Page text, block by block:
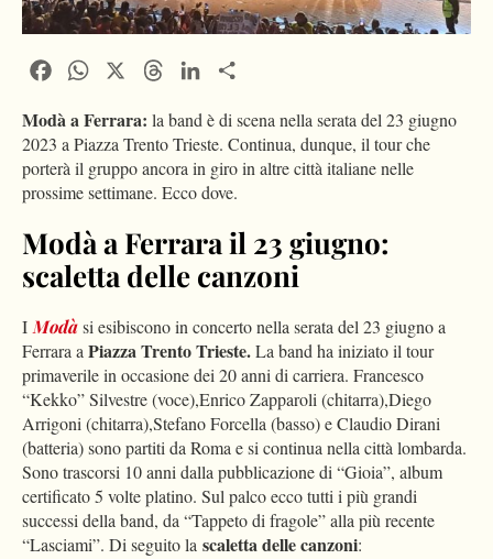
FacebookWhatsApp ThreadsLinkedIn
Modà a Ferrara: la band è di scena nella serata del 23 giugno
2023 a Piazza Trento Trieste. Continua, dunque, il tour che
porterà il gruppo ancora in giro in altre città italiane nelle
prossime settimane. Ecco dove.
Modà a Ferrara il 23 giugno:
scaletta delle canzoni
IModàsi esibiscono in concerto nella serata del 23 giugno a
Ferrara aPiazza Trento Trieste.La band ha iniziato il tour
primaverile in occasione dei 20 anni di carriera. Francesco
“Kekko” Silvestre (voce),Enrico Zapparoli (chitarra),Diego
Arrigoni (chitarra),Stefano Forcella (basso) e Claudio Dirani
(batteria) sono partiti da Roma e si continua nella città lombarda.
Sono trascorsi 10 anni dalla pubblicazione di “Gioia”, album
certificato 5 volte platino. Sul palco ecco tutti i più grandi
successi della band, da “Tappeto di fragole” alla più recente
“Lasciami”. Di seguito la scaletta delle canzoni: